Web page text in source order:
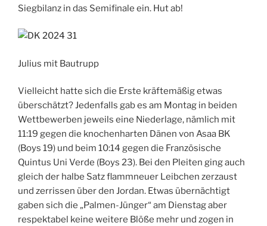
Siegbilanz in das Semifinale ein. Hut ab!
Julius mit Bautrupp
Vielleicht hatte sich die Erste kräftemäßig etwas
überschätzt? Jedenfalls gab es am Montag in beiden
Wettbewerben jeweils eine Niederlage, nämlich mit
11:19 gegen die knochenharten Dänen von Asaa BK
(Boys 19) und beim 10:14 gegen die Französische
Quintus Uni Verde (Boys 23). Bei den Pleiten ging auch
gleich der halbe Satz flammneuer Leibchen zerzaust
und zerrissen über den Jordan. Etwas übernächtigt
gaben sich die „Palmen-Jünger“ am Dienstag aber
respektabel keine weitere Blöße mehr und zogen in